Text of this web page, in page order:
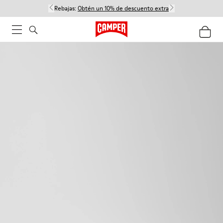
Rebajas: Obtén un 10% de descuento extra